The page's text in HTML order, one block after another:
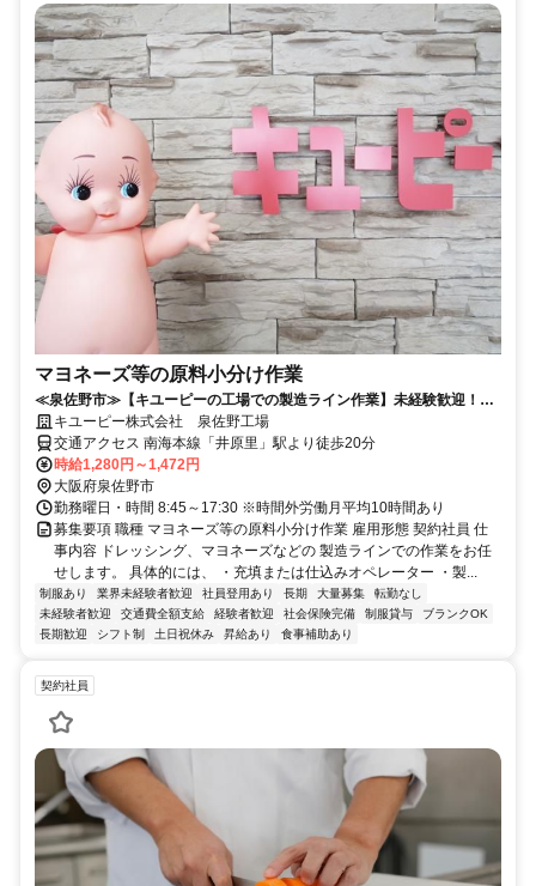
マヨネーズ等の原料小分け作業
≪泉佐野市≫【キユーピーの工場での製造ライン作業】未経験歓迎！男
女活躍中！土日祝休み♪
キユーピー株式会社 泉佐野工場
交通アクセス 南海本線「井原里」駅より徒歩20分
時給1,280円～1,472円
大阪府泉佐野市
勤務曜日・時間 8:45～17:30 ※時間外労働月平均10時間あり
募集要項 職種 マヨネーズ等の原料小分け作業 雇用形態 契約社員 仕
事内容 ドレッシング、マヨネーズなどの 製造ラインでの作業をお任
せします。 具体的には、 ・充填または仕込みオペレーター ・製...
制服あり 業界未経験者歓迎 社員登用あり 長期 大量募集
転勤なし
未経験者歓迎
交通費全額支給 経験者歓迎 社会保険完備 制服貸与
ブランクOK
長期歓迎
シフト制 土日祝休み 昇給あり 食事補助あり
契約社員